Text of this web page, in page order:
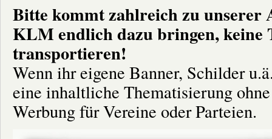
Bitte kommt zahlreich zu
KLM endlich dazu bringen,
transportieren!
Wenn ihr eigene Banner, Schilder
eine inhaltliche Thematisierung
Werbung für Vereine oder Parteien.